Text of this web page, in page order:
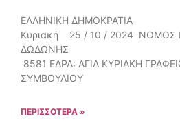
ΕΛΛΗΝΙΚΗ
Κυριακή 25 / 10 / 2024
ΔΩΔΩΝΗΣ
8581 ΕΔΡΑ: ΑΓΙΑ ΚΥΡΙΑΚΗ
ΣΥΜΒΟΥΛΙΟΥ
ΠΕΡΙΣΣΌΤΕΡΑ »